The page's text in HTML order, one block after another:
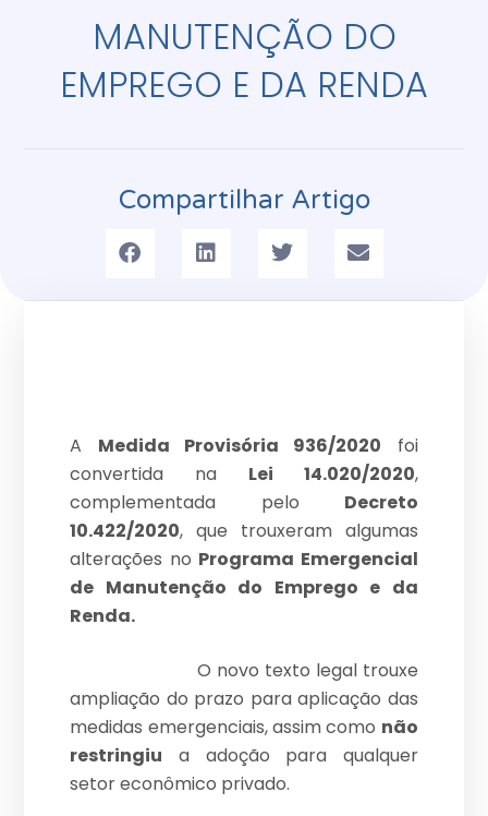
MANUTENÇÃO DO
EMPREGO E DA RENDA
Compartilhar Artigo
A Medida Provisória 936/2020 foi
convertida na Lei 14.020/2020,
complementada pelo Decreto
10.422/2020, que trouxeram algumas
alterações no Programa Emergencial
de Manutenção do Emprego e da
Renda.
O novo texto legal trouxe
ampliação do prazo para aplicação das
medidas emergenciais, assim como não
restringiu a adoção para qualquer
setor econômico privado.